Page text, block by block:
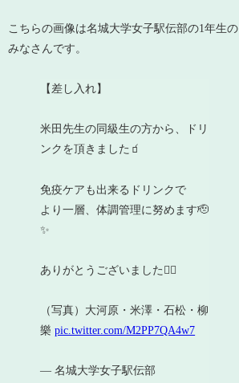
こちらの画像は名城大学女子駅伝部の1年生の
みなさんです。
【差し入れ】
米田先生の同級生の方から、ドリ
ンクを頂きました🧃
免疫ケアも出来るドリンクで
より一層、体調管理に努めます🫡
✨
ありがとうございました🙇‍♀️
（写真）大河原・米澤・石松・柳
樂pic.twitter.com/M2PP7QA4w7
— 名城大学女子駅伝部